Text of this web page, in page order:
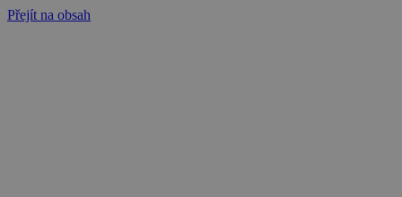
Přejít na obsah